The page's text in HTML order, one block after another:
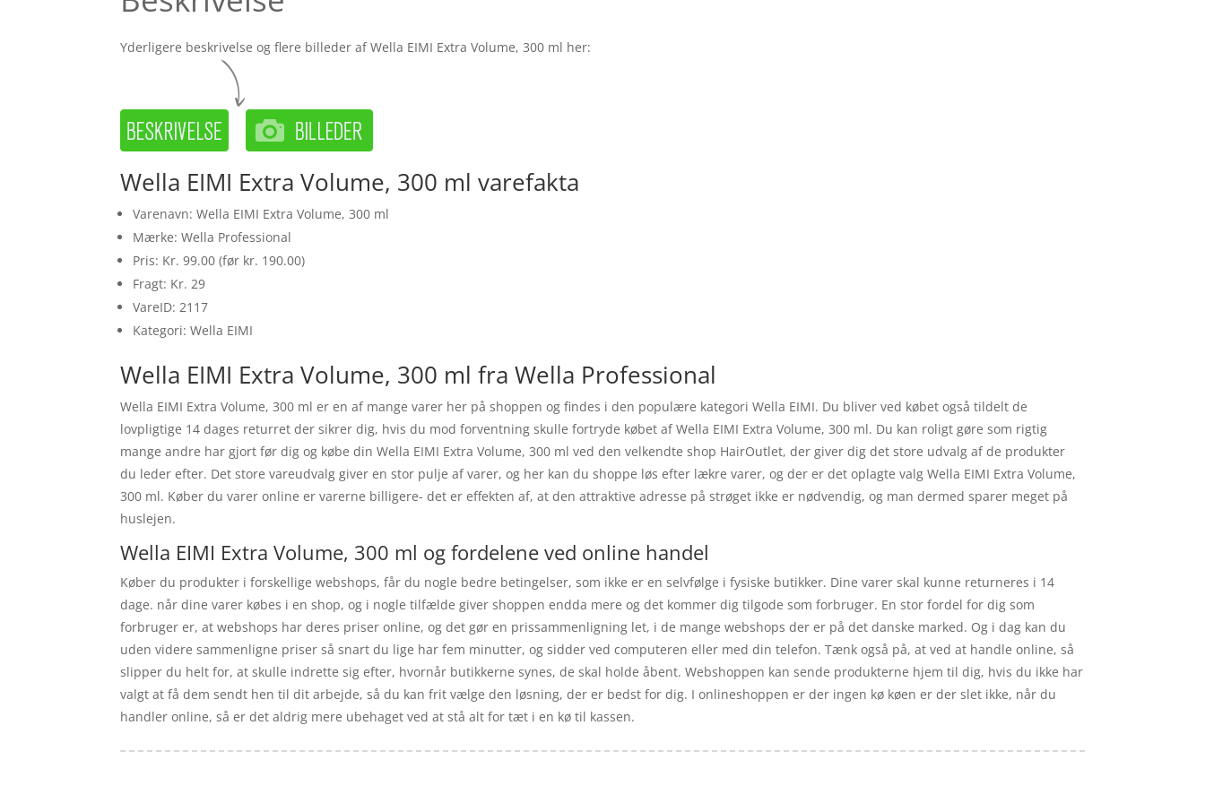
Yderligere beskrivelse og flere billeder af Wella EIMI Extra Volume, 300 ml her:
Wella EIMI Extra Volume, 300 ml varefakta
Varenavn: Wella EIMI Extra Volume, 300 ml
Mærke: Wella Professional
Pris: Kr. 99.00 (før kr. 190.00)
Fragt: Kr. 29
VareID: 2117
Kategori: Wella EIMI
Wella EIMI Extra Volume, 300 ml fra Wella Professional
Wella EIMI Extra Volume, 300 ml er en af mange varer her på shoppen og findes i den populære kategori Wella EIMI. Du bliver ved købet også tildelt de
lovpligtige 14 dages returret der sikrer dig, hvis du mod forventning skulle fortryde købet af Wella EIMI Extra Volume, 300 ml. Du kan roligt gøre som rigtig
mange andre har gjort før dig og købe din Wella EIMI Extra Volume, 300 ml ved den velkendte shop HairOutlet, der giver dig det store udvalg af de produkter
du leder efter. Det store vareudvalg giver en stor pulje af varer, og her kan du shoppe løs efter lækre varer, og der er det oplagte valg Wella EIMI Extra Volume,
300 ml. Køber du varer online er varerne billigere- det er effekten af, at den attraktive adresse på strøget ikke er nødvendig, og man dermed sparer meget på
huslejen.
Wella EIMI Extra Volume, 300 ml og fordelene ved online handel
Køber du produkter i forskellige webshops, får du nogle bedre betingelser, som ikke er en selvfølge i fysiske butikker. Dine varer skal kunne returneres i 14
dage. når dine varer købes i en shop, og i nogle tilfælde giver shoppen endda mere og det kommer dig tilgode som forbruger. En stor fordel for dig som
forbruger er, at webshops har deres priser online, og det gør en prissammenligning let, i de mange webshops der er på det danske marked. Og i dag kan du
uden videre sammenligne priser så snart du lige har fem minutter, og sidder ved computeren eller med din telefon. Tænk også på, at ved at handle online, så
slipper du helt for, at skulle indrette sig efter, hvornår butikkerne synes, de skal holde åbent. Webshoppen kan sende produkterne hjem til dig, hvis du ikke har
valgt at få dem sendt hen til dit arbejde, så du kan frit vælge den løsning, der er bedst for dig. I onlineshoppen er der ingen kø køen er der slet ikke, når du
handler online, så er det aldrig mere ubehaget ved at stå alt for tæt i en kø til kassen.